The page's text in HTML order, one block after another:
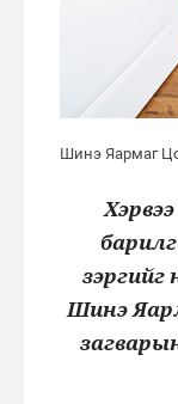
Шинэ Яармаг
зэргийг
Шинэ